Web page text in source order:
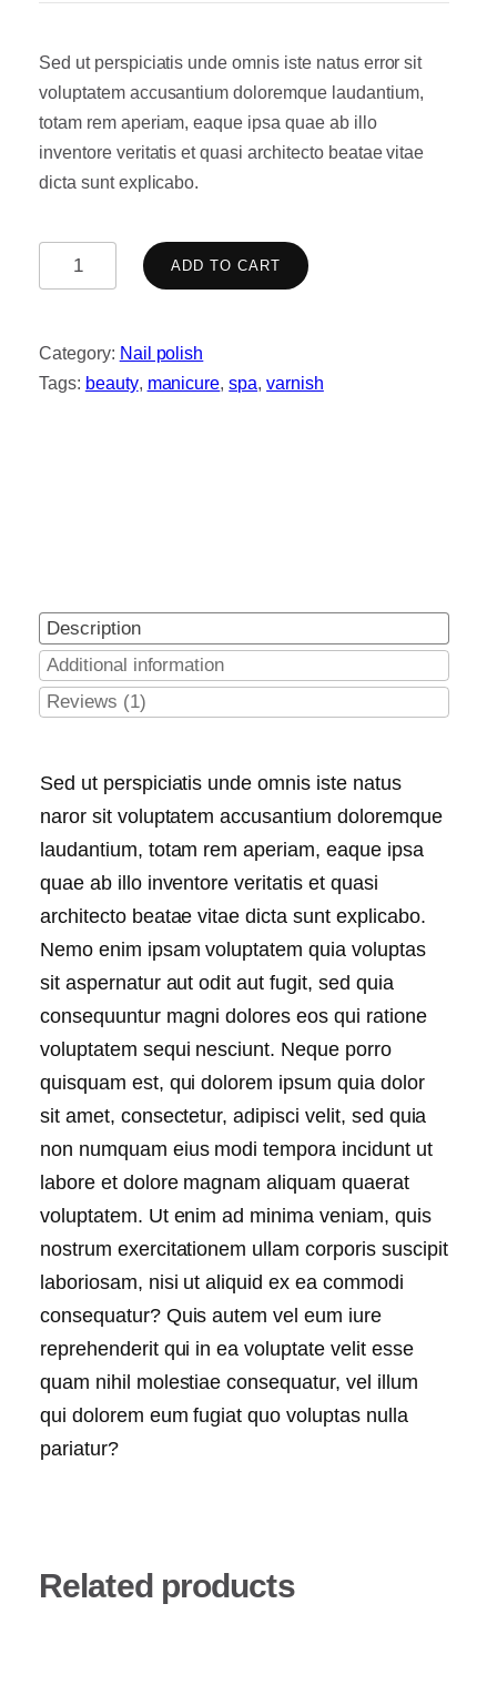
Sed ut perspiciatis unde omnis iste natus error sit
voluptatem accusantium doloremque laudantium,
totam rem aperiam, eaque ipsa quae ab illo
inventore veritatis et quasi architecto beatae vitae
dicta sunt explicabo.
ADD TO CART
Category: Nail polish
Tags: beauty, manicure,spa,varnish
Description
Additional information
Reviews (1)
Sed ut perspiciatis unde omnis iste natus
naror sit voluptatem accusantium doloremque
laudantium, totam rem aperiam, eaque ipsa
quae ab illo inventore veritatis et quasi
architecto beatae vitae dicta sunt explicabo.
Nemo enim ipsam voluptatem quia voluptas
sit aspernatur aut odit aut fugit, sed quia
consequuntur magni dolores eos qui ratione
voluptatem sequi nesciunt. Neque porro
quisquam est, qui dolorem ipsum quia dolor
sit amet, consectetur, adipisci velit, sed quia
non numquam eius modi tempora incidunt ut
labore et dolore magnam aliquam quaerat
voluptatem. Ut enim ad minima veniam, quis
nostrum exercitationem ullam corporis suscipit
laboriosam, nisi ut aliquid ex ea commodi
consequatur? Quis autem vel eum iure
reprehenderit qui in ea voluptate velit esse
quam nihil molestiae consequatur, vel illum
qui dolorem eum fugiat quo voluptas nulla
pariatur?
Related products